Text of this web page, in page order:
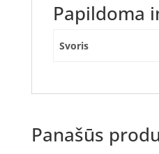
Papildoma
Svoris
Panašūs